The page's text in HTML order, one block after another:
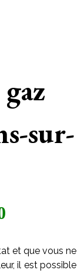
sur-
et que vous ne
il est possible